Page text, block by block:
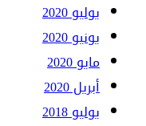
يوليو 2020
يونيو 2020
مايو 2020
أبريل 2020
يوليو 2018